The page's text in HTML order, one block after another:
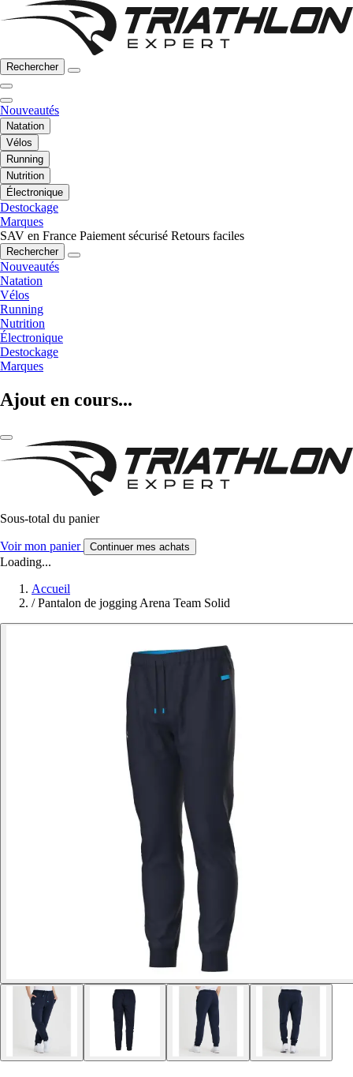
Rechercher
Nouveautés
Natation
Vélos
Running
Nutrition
Électronique
Destockage
Marques
SAV en France Paiement sécurisé Retours faciles
Rechercher
Nouveautés
Natation
Vélos
Running
Nutrition
Électronique
Destockage
Marques
Ajout en cours...
Sous-total du panier
Voir mon panier Continuer mes achats
Loading...
Accueil
/ Pantalon de jogging Arena Team Solid